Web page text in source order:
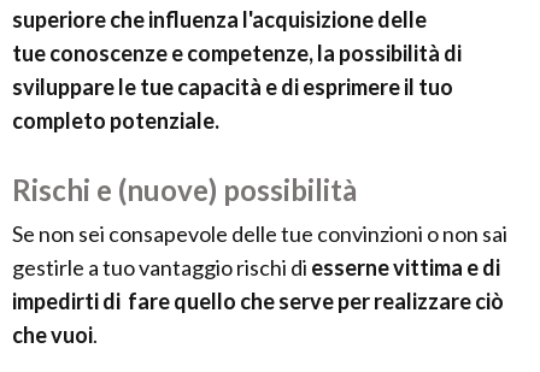
superioreche influenza l'acquisizione delle
tue conoscenze e competenze, la possibilità di
sviluppare le tue capacità e di esprimere il tuo
completo potenziale.
Rischi e (nuove) possibilità
Se non sei consapevole delle tue convinzioni o non sai
gestirle a tuo vantaggio rischi di esserne vittima e di
impedirti di fare quello che serve per realizzare ciò
che vuoi.